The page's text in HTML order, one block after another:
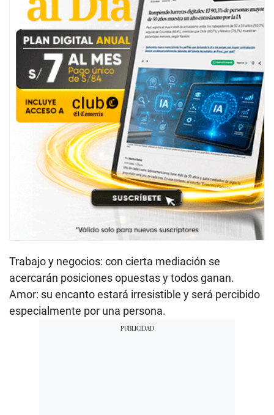
Trabajo y negocios: con cierta mediación se
acercarán posiciones opuestas y todos ganan.
Amor: su encanto estará irresistible y será percibido
especialmente por una persona.